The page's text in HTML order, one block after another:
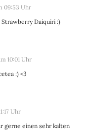
09:53 Uhr
Daiquiri :)
10:01 Uhr
:) <3
Uhr
gerne einen sehr kalten